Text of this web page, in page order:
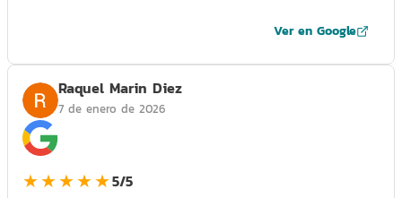
Ver en Google
Raquel Marin Diez
7 de enero de 2026
★★★★★5/5